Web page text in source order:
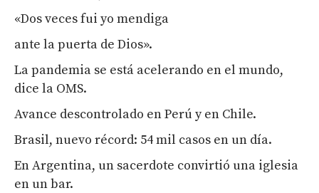
«Dos veces fui yo mendiga
ante la puerta de Dios».
La pandemia se está acelerando en el mundo,
dice la OMS.
Avance descontrolado en Perú y en Chile.
Brasil, nuevo récord: 54 mil casos en un día.
En Argentina, un sacerdote convirtió una iglesia
en un bar.